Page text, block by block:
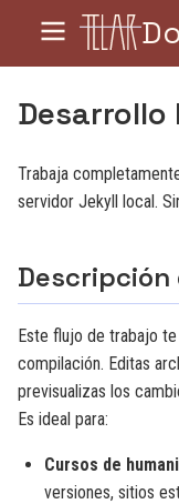
Desarrollo
Trabaja
servidor Jekyll local.
Descripción
Este flujo de trabajo
compilación. Editas
previsualizas los
Es ideal para:
Cursos de
versiones, sitios